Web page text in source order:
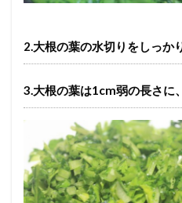
2.大根の葉の水切りをしっか
3.大根の葉は1cm弱の長さに